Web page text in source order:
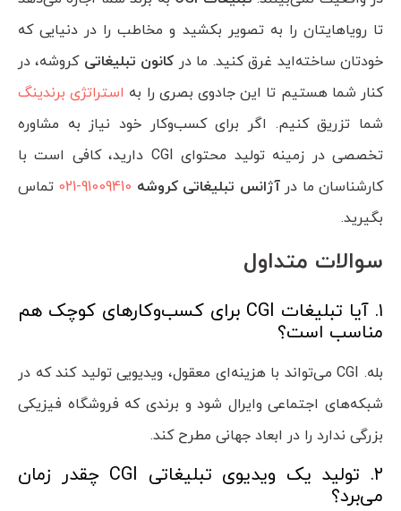
تا رویاهایتان را به تصویر بکشید و مخاطب را در دنیایی که
خودتان ساخته‌اید غرق کنید. ما در کانون تبلیغاتیکروشه، در
کنار شما هستیم تا این جادوی بصری را به استراتژی برندینگ
شما تزریق کنیم. اگر برای کسب‌وکار خود نیاز به مشاوره
تخصصی در زمینه تولید محتوای CGI دارید، کافی است با
کارشناسان ما درآژانس تبلیغاتی کروشه 91009410-021
تماس
بگیرید.
سوالات متداول
۱. آیا تبلیغات CGI برای کسب‌وکارهای کوچک هم
مناسب است؟
بله. CGI می‌تواند با هزینه‌ای معقول، ویدیویی تولید کند که در
شبکه‌های اجتماعی وایرال شود و برندی که فروشگاه فیزیکی
بزرگی ندارد را در ابعاد جهانی مطرح کند.
۲. تولید یک ویدیوی تبلیغاتی CGI چقدر زمان
می‌برد؟